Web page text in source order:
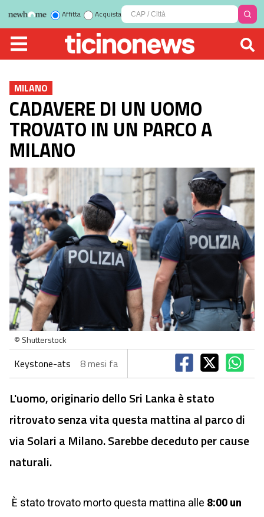
Affitta Acquista
MILANO
CADAVERE DI UN UOMO
TROVATO IN UN PARCO A
MILANO
© Shutterstock
Keystone-ats 8 mesi fa
L'uomo, originario dello Sri Lanka è stato
ritrovato senza vita questa mattina al parco di
via Solari a Milano. Sarebbe deceduto per cause
naturali.
È stato trovato morto questa mattina alle 8:00 un